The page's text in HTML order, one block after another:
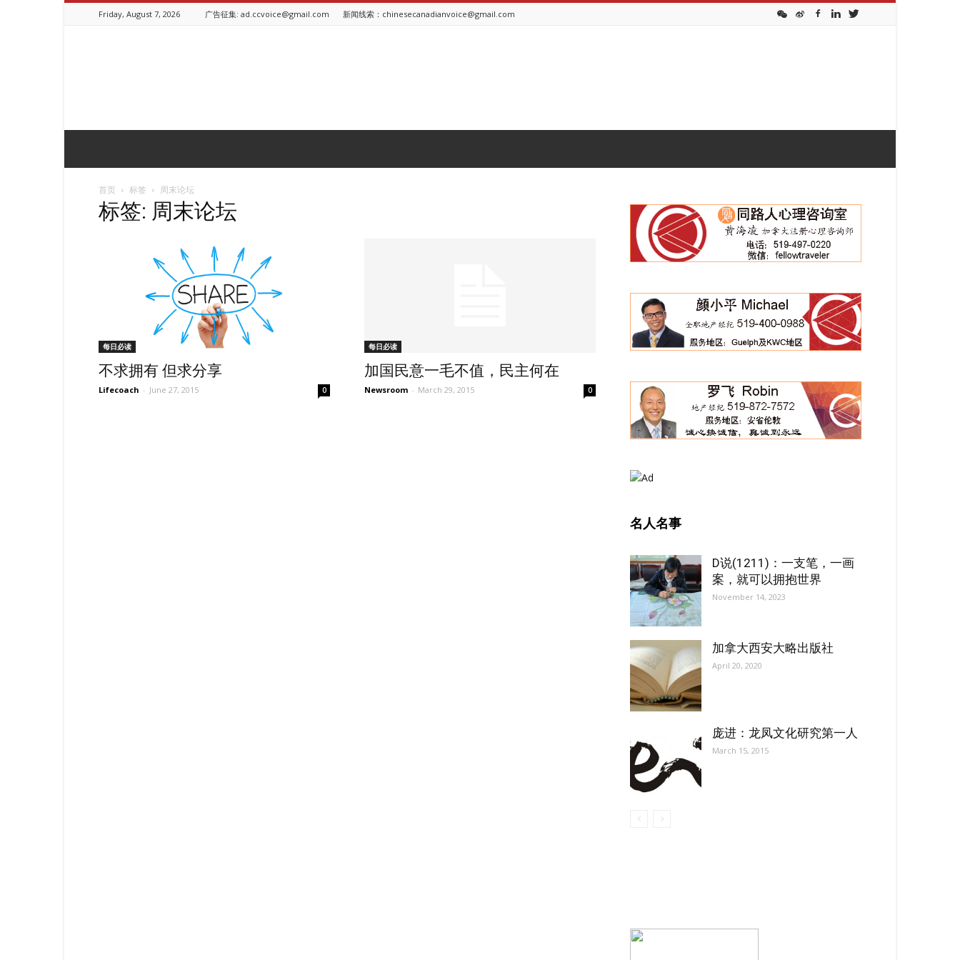
Friday, August 7, 2026 广告征集: ad.ccvoice@gmail.com 新闻线索：chinesecanadianvoice@gmail.com
首页 标签 周末论坛
标签: 周末论坛
每日必读
不求拥有 但求分享
Lifecoach - June 27, 2015 0
每日必读
加国民意一毛不值，民主何在
Newsroom - March 29, 2015 0
名人名事
D说(1211)：一支笔，一画
案，就可以拥抱世界
November 14, 2023
加拿大西安大略出版社
April 20, 2020
庞进：龙凤文化研究第一人
March 15, 2015